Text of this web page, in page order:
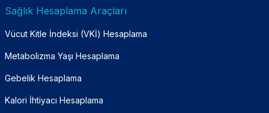
Sağlık Hesaplama Araçları
Vücut Kitle İndeksi (VKİ) Hesaplama
Metabolizma Yaşı Hesaplama
Gebelik Hesaplama
Kalori İhtiyacı Hesaplama